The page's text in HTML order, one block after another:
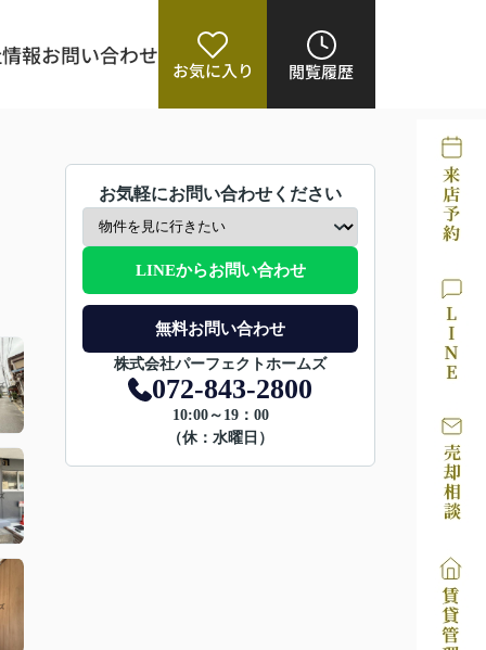
報お問い合わせ
お気に入り 閲覧履歴
お気軽にお問い合わせください
LINEからお問い合わせ
無料お問い合わせ
株式会社パーフェクトホームズ
072-843-2800
10:00～19：00
（休：水曜日）